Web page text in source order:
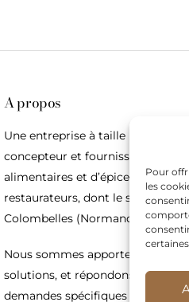
Pour
les
A propos
Une entreprise à taille humaine,
concepteur et fournisseur de
alimentaires et d’épices pour les
restaurateurs, dont le siège
Colombelles (Normandie).
Nous sommes apporteurs d’idées,
solutions, et répondons présents
demandes spécifiques des